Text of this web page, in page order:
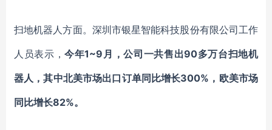
扫地机器人方面。深圳市银星智能科技股份有限公司工作
人员表示，今年1~9月，公司一共售出90多万台扫地机
器人，其中北美市场出口订单同比增长300%，欧美市场
同比增长82%。